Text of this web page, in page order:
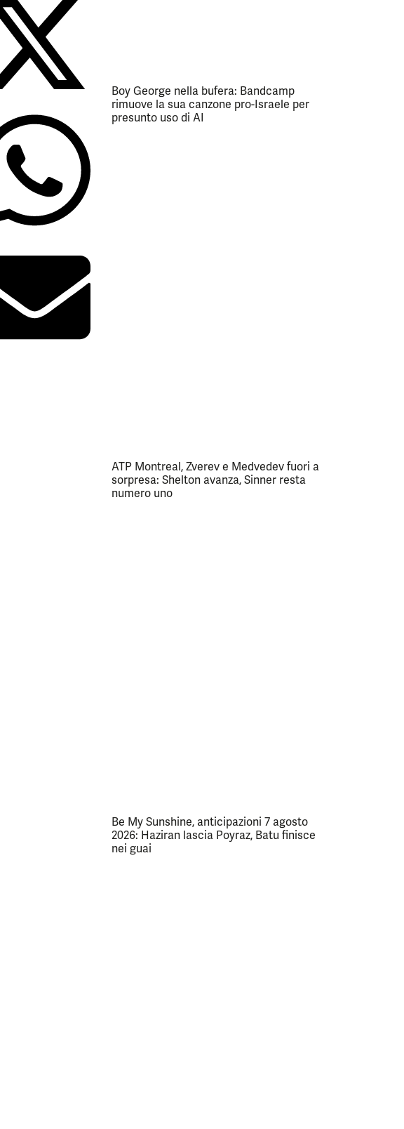
Boy George nella bufera: Bandcamp
rimuove la sua canzone pro-Israele per
presunto uso di AI
ATP Montreal, Zverev e Medvedev fuori a
sorpresa: Shelton avanza, Sinner resta
numero uno
Be My Sunshine, anticipazioni 7 agosto
2026: Haziran lascia Poyraz, Batu finisce
nei guai